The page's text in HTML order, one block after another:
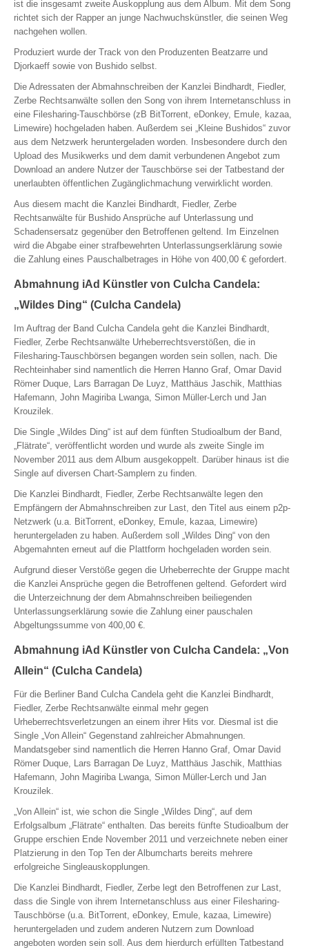
ist die insgesamt zweite Auskopplung aus dem Album. Mit dem Song
richtet sich der Rapper an junge Nachwuchskünstler, die seinen Weg
nachgehen wollen.
Produziert wurde der Track von den Produzenten Beatzarre und
Djorkaeff sowie von Bushido selbst.
Die Adressaten der Abmahnschreiben der Kanzlei Bindhardt, Fiedler,
Zerbe Rechtsanwälte sollen den Song von ihrem Internetanschluss in
eine Filesharing-Tauschbörse (zB BitTorrent, eDonkey, Emule, kazaa,
Limewire) hochgeladen haben. Außerdem sei „Kleine Bushidos“ zuvor
aus dem Netzwerk heruntergeladen worden. Insbesondere durch den
Upload des Musikwerks und dem damit verbundenen Angebot zum
Download an andere Nutzer der Tauschbörse sei der Tatbestand der
unerlaubten öffentlichen Zugänglichmachung verwirklicht worden.
Aus diesem macht die Kanzlei Bindhardt, Fiedler, Zerbe
Rechtsanwälte für Bushido Ansprüche auf Unterlassung und
Schadensersatz gegenüber den Betroffenen geltend. Im Einzelnen
wird die Abgabe einer strafbewehrten Unterlassungserklärung sowie
die Zahlung eines Pauschalbetrages in Höhe von 400,00 € gefordert.
Abmahnung iAd Künstler von Culcha Candela:
„Wildes Ding“ (Culcha Candela)
Im Auftrag der Band Culcha Candela geht die Kanzlei Bindhardt,
Fiedler, Zerbe Rechtsanwälte Urheberrechtsverstößen, die in
Filesharing-Tauschbörsen begangen worden sein sollen, nach. Die
Rechteinhaber sind namentlich die Herren Hanno Graf, Omar David
Römer Duque, Lars Barragan De Luyz, Matthäus Jaschik, Matthias
Hafemann, John Magiriba Lwanga, Simon Müller-Lerch und Jan
Krouzilek.
Die Single „Wildes Ding“ ist auf dem fünften Studioalbum der Band,
„Flätrate“, veröffentlicht worden und wurde als zweite Single im
November 2011 aus dem Album ausgekoppelt. Darüber hinaus ist die
Single auf diversen Chart-Samplern zu finden.
Die Kanzlei Bindhardt, Fiedler, Zerbe Rechtsanwälte legen den
Empfängern der Abmahnschreiben zur Last, den Titel aus einem p2p-
Netzwerk (u.a. BitTorrent, eDonkey, Emule, kazaa, Limewire)
heruntergeladen zu haben. Außerdem soll „Wildes Ding“ von den
Abgemahnten erneut auf die Plattform hochgeladen worden sein.
Aufgrund dieser Verstöße gegen die Urheberrechte der Gruppe macht
die Kanzlei Ansprüche gegen die Betroffenen geltend. Gefordert wird
die Unterzeichnung der dem Abmahnschreiben beiliegenden
Unterlassungserklärung sowie die Zahlung einer pauschalen
Abgeltungssumme von 400,00 €.
Abmahnung iAd Künstler von Culcha Candela: „Von
Allein“ (Culcha Candela)
Für die Berliner Band Culcha Candela geht die Kanzlei Bindhardt,
Fiedler, Zerbe Rechtsanwälte einmal mehr gegen
Urheberrechtsverletzungen an einem ihrer Hits vor. Diesmal ist die
Single „Von Allein“ Gegenstand zahlreicher Abmahnungen.
Mandatsgeber sind namentlich die Herren Hanno Graf, Omar David
Römer Duque, Lars Barragan De Luyz, Matthäus Jaschik, Matthias
Hafemann, John Magiriba Lwanga, Simon Müller-Lerch und Jan
Krouzilek.
„Von Allein“ ist, wie schon die Single „Wildes Ding“, auf dem
Erfolgsalbum „Flätrate“ enthalten. Das bereits fünfte Studioalbum der
Gruppe erschien Ende November 2011 und verzeichnete neben einer
Platzierung in den Top Ten der Albumcharts bereits mehrere
erfolgreiche Singleauskopplungen.
Die Kanzlei Bindhardt, Fiedler, Zerbe legt den Betroffenen zur Last,
dass die Single von ihrem Internetanschluss aus einer Filesharing-
Tauschbörse (u.a. BitTorrent, eDonkey, Emule, kazaa, Limewire)
heruntergeladen und zudem anderen Nutzern zum Download
angeboten worden sein soll. Aus dem hierdurch erfüllten Tatbestand